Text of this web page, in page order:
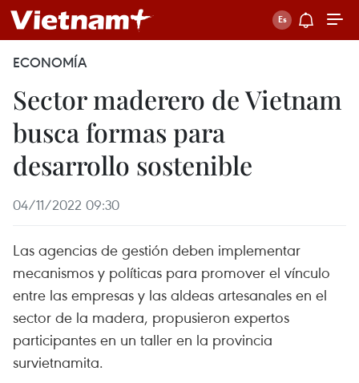
ECONOMÍA
Sector maderero de Vietnam
busca formas para
desarrollo sostenible
04/11/2022 09:30
Las agencias de gestión deben implementar
mecanismos y políticas para promover el vínculo
entre las empresas y las aldeas artesanales en el
sector de la madera, propusieron expertos
participantes en un taller en la provincia
survietnamita.